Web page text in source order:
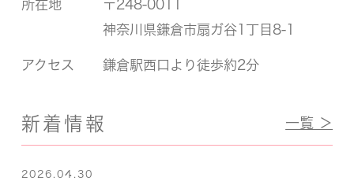
所在地
〒248-0011
神奈川県鎌倉市扇ガ谷1丁目8-1
アクセス 鎌倉駅西口より徒歩約2分
新着情報 一覧 ＞
2026.04.30